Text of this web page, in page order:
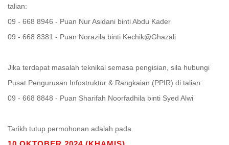
talian:
09 - 668 8946 - Puan Nur Asidani binti Abdu Kader
09 - 668 8381 - Puan Norazila binti Kechik@Ghazali
Jika terdapat masalah teknikal semasa pengisian, sila hubungi
Pusat Pengurusan Infostruktur & Rangkaian (PPIR) di talian:
09 - 668 8848 - Puan Sharifah Noorfadhila binti Syed Alwi
Tarikh tutup permohonan adalah pada